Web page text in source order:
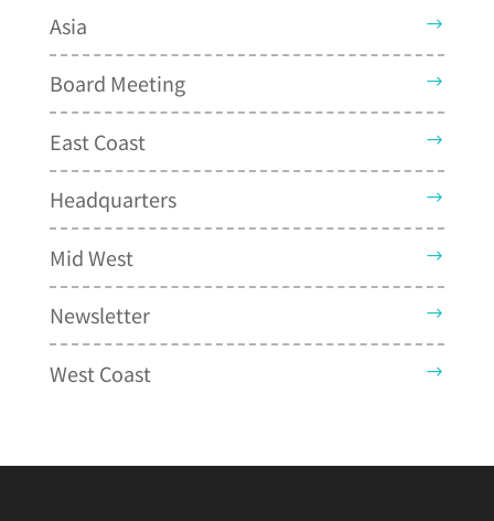
Asia
Board Meeting
East Coast
Headquarters
Mid West
Newsletter
West Coast